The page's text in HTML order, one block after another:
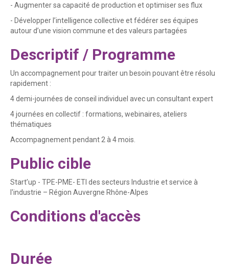
- Augmenter sa capacité de production et optimiser ses flux
- Développer l’intelligence collective et fédérer ses équipes
autour d’une vision commune et des valeurs partagées
Descriptif / Programme
Un accompagnement pour traiter un besoin pouvant être résolu
rapidement :
4 demi-journées de conseil individuel avec un consultant expert
4 journées en collectif : formations, webinaires, ateliers
thématiques
Accompagnement pendant 2 à 4 mois.
Public cible
Start’up - TPE-PME- ETI des secteurs Industrie et service à
l'industrie – Région Auvergne Rhône-Alpes
Conditions d'accès
Durée